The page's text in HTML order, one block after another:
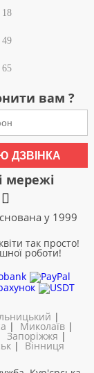
18
49
65
вам ?
ДЗВІНКА
мережі
у 1999
так просто!
роботи!
|
| Миколаїв |
Запоріжжя |
| Вінниця